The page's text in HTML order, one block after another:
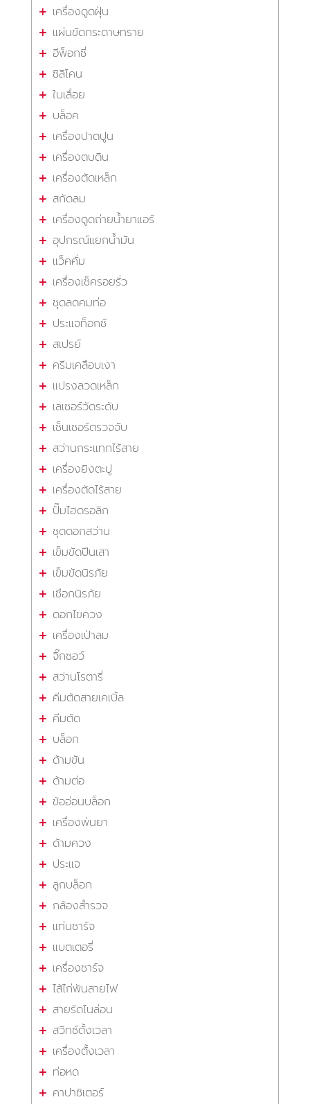
เครื่องดูดฝุ่น
แผ่นขัดกระดาษทราย
อีพ็อกซี่
ซิลิโคน
ใบเลื่อย
บล็อค
เครื่องปาดปูน
เครื่องตบดิน
เครื่องตัดเหล็ก
สกัดลม
เครื่องดูดถ่ายน้ำยาแอร์
อุปกรณ์แยกน้ำมัน
แว็คคั่ม
เครื่องเช็ครอยรั่ว
ชุดลดคมท่อ
ประแจท็อกซ์
สเปรย์
ครีมเคลือบเงา
แปรงลวดเหล็ก
เลเซอร์วัดระดับ
เซ็นเซอร์ตรวจจับ
สว่านกระแทกไร้สาย
เครื่องยิงตะปู
เครื่องตัดไร้สาย
ปั๊มไฮดรอลิก
ชุดดอกสว่าน
เข็มขัดปีนเสา
เข็มขัดนิรภัย
เชือกนิรภัย
ดอกไขควง
เครื่องเป่าลม
จิ๊กซอว์
สว่านโรตารี่
คีมตัดสายเคเบิ้ล
คีมตัด
บล็อก
ด้ามขัน
ด้ามต่อ
ข้ออ่อนบล็อก
เครื่องพ่นยา
ด้ามควง
ประแจ
ลูกบล็อก
กล้องสำรวจ
แท่นชาร์จ
แบตเตอรี่
เครื่องชาร์จ
ไส้ไก่พันสายไฟ
สายรัดไนล่อน
สวิทซ์ตั้งเวลา
เครื่องตั้งเวลา
ท่อหด
คาปาซิเตอร์